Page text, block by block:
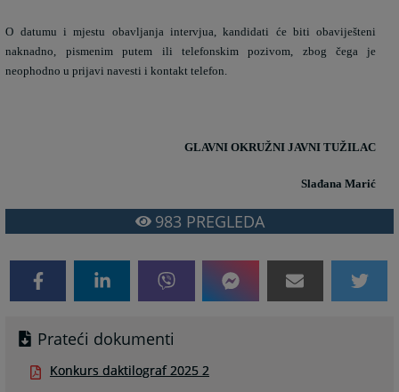
O datumu i mjestu obavljanja intervjua, kandidati će biti obaviješteni
naknadno, pismenim putem ili telefonskim pozivom, zbog čega je
neophodno u prijavi navesti i kontakt telefon.
GLAVNI OKRUŽNI JAVNI TUŽILAC
Slađana Marić
983 PREGLEDA
Prateći dokumenti
Konkurs daktilograf 2025 2